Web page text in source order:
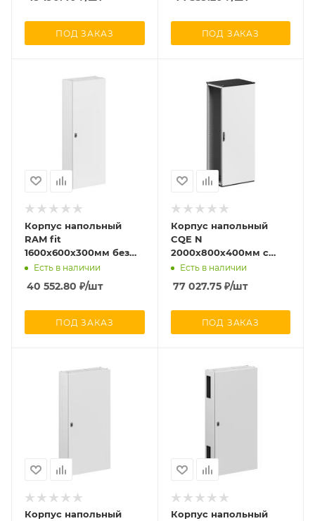
ПОД ЗАКАЗ ПОД ЗАКАЗ
Корпус напольный
RAM fit
1600х600х300мм без
боков. вырезов DKC
R6NFW166030
Есть в наличии
40 552.80 ₽/шт
ПОД ЗАКАЗ
Корпус напольный
CQE N
2000х800х400мм с
одностворчат. дверью
и с задн. панелью
собран. RAM block DKC
Есть в наличии
77 027.75₽/шт
ПОД ЗАКАЗ
Корпус напольный
Корпус напольный